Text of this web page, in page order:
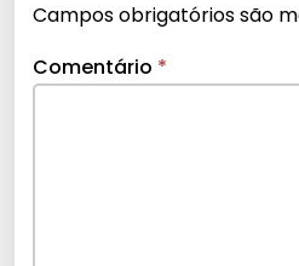
Campos obrigatórios são
Comentário *